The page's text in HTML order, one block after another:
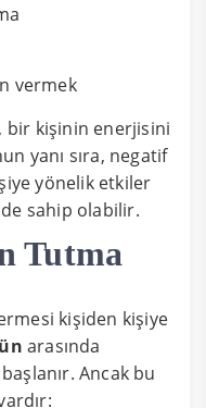
vermek
bir kişinin enerjisini
yanı sıra, negatif
yönelik etkiler
sahip olabilir.
Tutma
kişiden kişiye
arasında
Ancak bu